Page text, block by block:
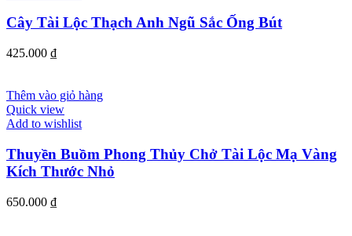
Cây Tài Lộc Thạch Anh Ngũ Sắc Ống Bút
425.000 ₫
Thêm vào giỏ hàng
Quick view
Add to wishlist
Thuyền Buồm Phong Thủy Chở Tài Lộc Mạ Vàng
Kích Thước Nhỏ
650.000 ₫